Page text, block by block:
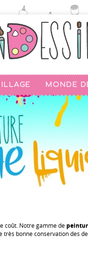
MONDE
coût. Notre gamme de
bonne conservation des